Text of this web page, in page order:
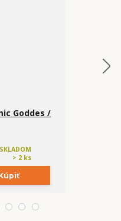
Goddes /
SKLADOM
> 2 ks